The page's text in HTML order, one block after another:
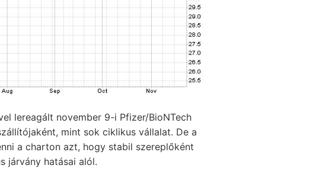
lereagált november 9-i Pfizer/BioNTech
mint sok ciklikus vállalat. De a
a charton azt, hogy stabil szereplőként
járvány hatásai alól.